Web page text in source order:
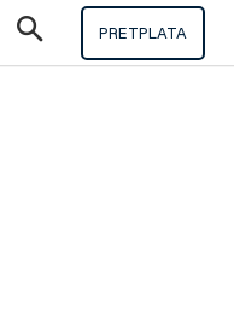
PRETPLATA